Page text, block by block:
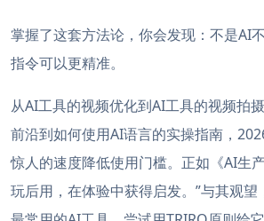
掌握了这套方法论，你会发现：不是AI
指令可以更精准。
从AI工具的视频优化到AI工具的视频拍
前沿到如何使用AI语言的实操指南，
惊人的速度降低使用门槛。正如《AI生
玩后用，在体验中获得启发。”与其观